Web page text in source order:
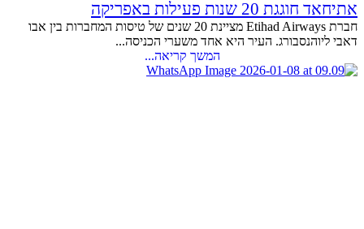
אתיחאד חוגגת 20 שנות פעילות באפריקה
חברת Etihad Airways מציינת 20 שנים של טיסות המחברות בין אבו
דאבי ליוהנסבורג. העיר היא אחד משערי הכניסה...
המשך קריאה...